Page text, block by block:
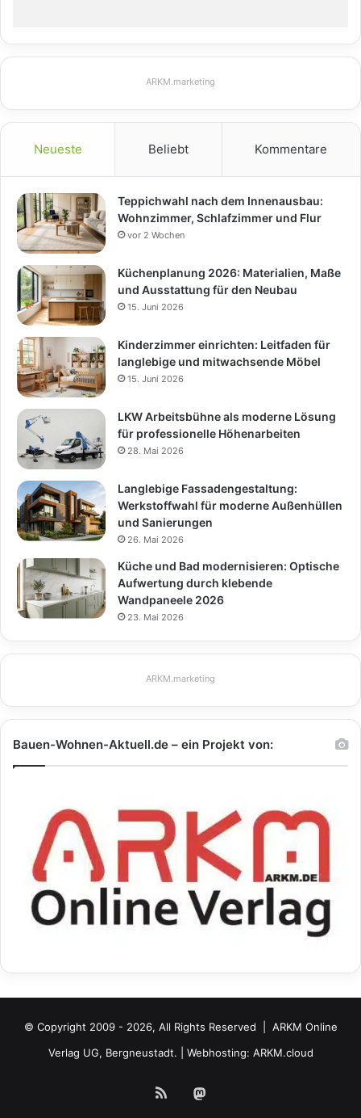
ARKM.marketing
Neueste Beliebt Kommentare
Teppichwahl nach dem Innenausbau:
Wohnzimmer, Schlafzimmer und Flur
vor 2 Wochen
Küchenplanung 2026: Materialien, Maße
und Ausstattung für den Neubau
15. Juni 2026
Kinderzimmer einrichten: Leitfaden für
langlebige und mitwachsende Möbel
15. Juni 2026
LKW Arbeitsbühne als moderne Lösung
für professionelle Höhenarbeiten
28. Mai 2026
Langlebige Fassadengestaltung:
Werkstoffwahl für moderne Außenhüllen
und Sanierungen
26. Mai 2026
Küche und Bad modernisieren: Optische
Aufwertung durch klebende
Wandpaneele 2026
23. Mai 2026
ARKM.marketing
Bauen-Wohnen-Aktuell.de – ein Projekt von:
© Copyright 2009 - 2026, All Rights Reserved | ARKM Online
Verlag UG, Bergneustadt. | Webhosting: ARKM.cloud
RSS